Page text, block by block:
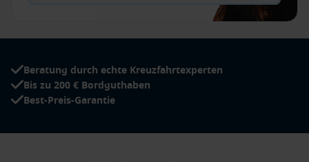
Beratung durch echte Kreuzfahrtexperten
Bis zu 200 € Bordguthaben
Best-Preis-Garantie